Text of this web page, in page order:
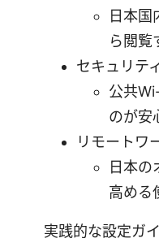
日本国
ら閲覧
セキュリテ
公共
のが安
リモートワ
日本の
高める
実践的な設定ガ